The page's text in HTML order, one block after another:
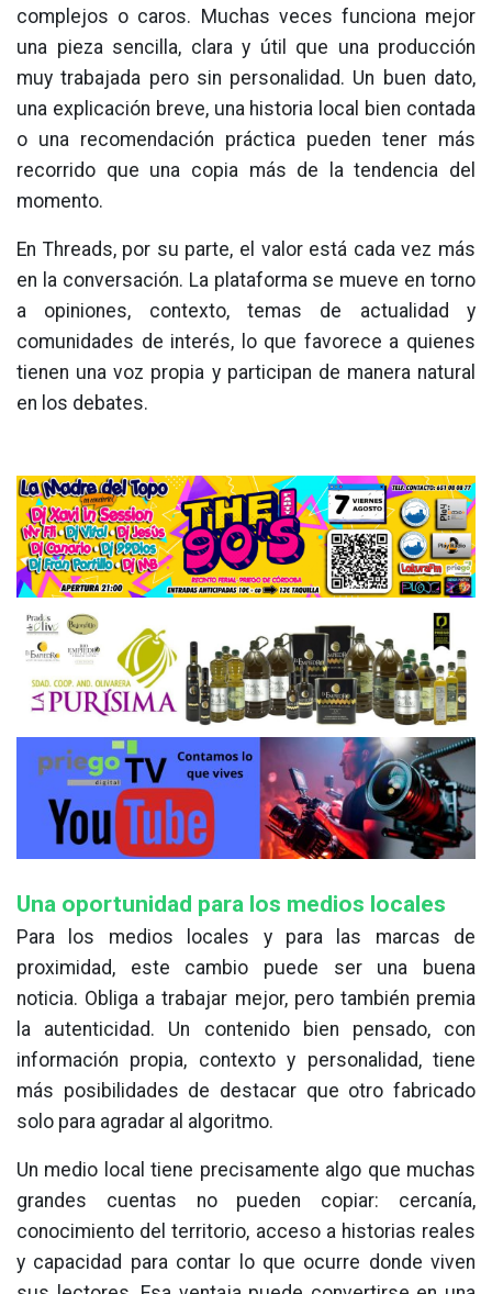
complejos o caros. Muchas veces funciona mejor
una pieza sencilla, clara y útil que una producción
muy trabajada pero sin personalidad. Un buen dato,
una explicación breve, una historia local bien contada
o una recomendación práctica pueden tener más
recorrido que una copia más de la tendencia del
momento.
En Threads, por su parte, el valor está cada vez más
en la conversación. La plataforma se mueve en torno
a opiniones, contexto, temas de actualidad y
comunidades de interés, lo que favorece a quienes
tienen una voz propia y participan de manera natural
en los debates.
Una oportunidad para los medios locales
Para los medios locales y para las marcas de
proximidad, este cambio puede ser una buena
noticia. Obliga a trabajar mejor, pero también premia
la autenticidad. Un contenido bien pensado, con
información propia, contexto y personalidad, tiene
más posibilidades de destacar que otro fabricado
solo para agradar al algoritmo.
Un medio local tiene precisamente algo que muchas
grandes cuentas no pueden copiar: cercanía,
conocimiento del territorio, acceso a historias reales
y capacidad para contar lo que ocurre donde viven